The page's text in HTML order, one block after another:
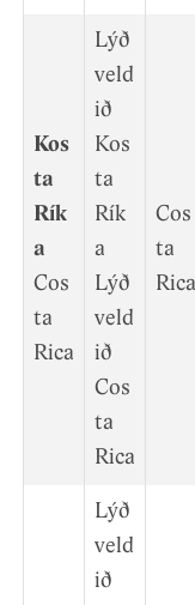
Kos
ta
Rík
a
Cos
ta
Rica
Lýð
veld
ið
Kos
ta
Rík
a
Lýð
veld
ið
Cos
ta
Rica
Cos
ta
Rica
Lýð
veld
ið